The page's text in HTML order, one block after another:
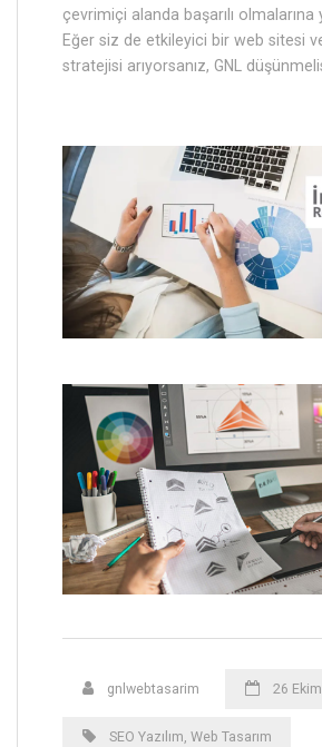
çevrimiçi alanda başarılı olmalarına
Eğer siz de etkileyici bir web sitesi
stratejisi arıyorsanız, GNL
gnlwebtasarim 26
SEO Yazılım, Web Tasarım